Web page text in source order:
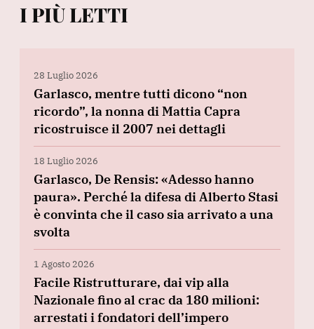
I PIÙ LETTI
28 Luglio 2026
Garlasco, mentre tutti dicono “non
ricordo”, la nonna di Mattia Capra
ricostruisce il 2007 nei dettagli
18 Luglio 2026
Garlasco, De Rensis: «Adesso hanno
paura». Perché la difesa di Alberto Stasi
è convinta che il caso sia arrivato a una
svolta
1 Agosto 2026
Facile Ristrutturare, dai vip alla
Nazionale fino al crac da 180 milioni:
arrestati i fondatori dell’impero